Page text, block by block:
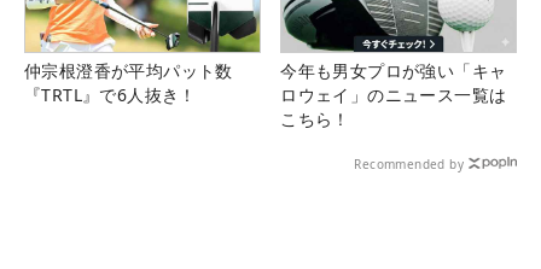
仲宗根澄香が平均パット数
『TRTL』で6人抜き！
今年も男女プロが強い「キャ
ロウェイ」のニュース一覧は
こちら！
Recommended by